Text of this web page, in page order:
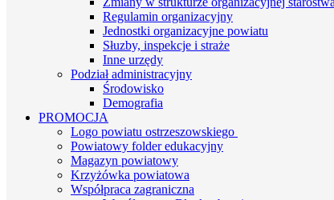
Regulamin organizacyjny
Jednostki organizacyjne powiatu
Słuzby, inspekcje i straże
Inne urzędy
Podział administracyjny
Środowisko
Demografia
PROMOCJA
Logo powiatu ostrzeszowskiego
Powiatowy folder edukacyjny
Magazyn powiatowy
Krzyżówka powiatowa
Współpraca zagraniczna